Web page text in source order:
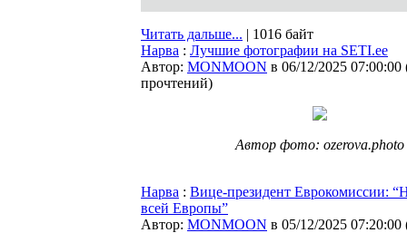
Читать дальше... | 1016 байт
Нарва : Лучшие фотографии на SETI.ee
Автор: MONMOON в 06/12/2025 07:00:00
прочтений)
Автор фото: ozerova.photo
Нарва : Вице-президент Еврокомиссии:
всей Европы”
Автор: MONMOON в 05/12/2025 07:20:00